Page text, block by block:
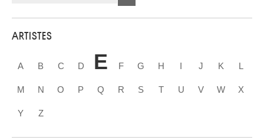
ARTISTES
A B C D E F G H I J K L
M N O P Q R S T U V W X
Y Z